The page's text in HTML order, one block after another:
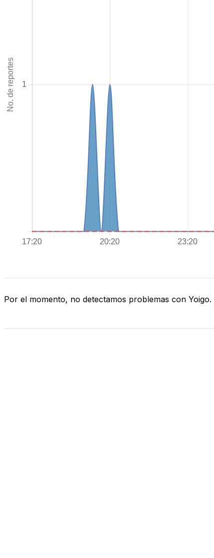
Por el momento, no detectamos problemas con Yoigo.